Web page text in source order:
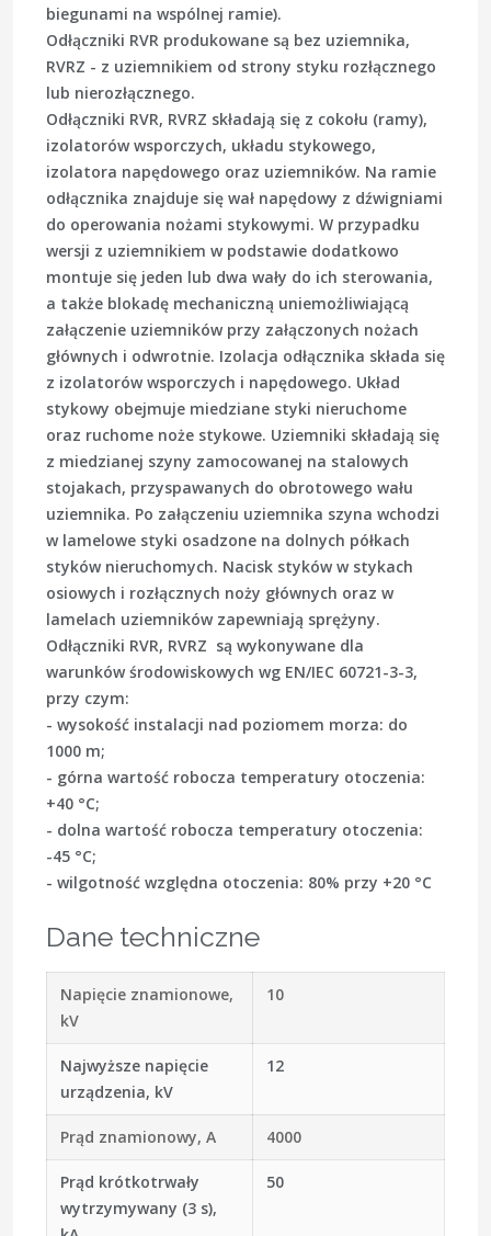
biegunami na wspólnej ramie).
Odłączniki RVR produkowane są bez uziemnika,
RVRZ - z uziemnikiem od strony styku rozłącznego
lub nierozłącznego.
Odłączniki RVR, RVRZ składają się z cokołu (ramy),
izolatorów wsporczych, układu stykowego,
izolatora napędowego oraz uziemników. Na ramie
odłącznika znajduje się wał napędowy z dźwigniami
do operowania nożami stykowymi. W przypadku
wersji z uziemnikiem w podstawie dodatkowo
montuje się jeden lub dwa wały do ich sterowania,
a także blokadę mechaniczną uniemożliwiającą
załączenie uziemników przy załączonych nożach
głównych i odwrotnie. Izolacja odłącznika składa się
z izolatorów wsporczych i napędowego. Układ
stykowy obejmuje miedziane styki nieruchome
oraz ruchome noże stykowe. Uziemniki składają się
z miedzianej szyny zamocowanej na stalowych
stojakach, przyspawanych do obrotowego wału
uziemnika. Po załączeniu uziemnika szyna wchodzi
w lamelowe styki osadzone na dolnych półkach
styków nieruchomych. Nacisk styków w stykach
osiowych i rozłącznych noży głównych oraz w
lamelach uziemników zapewniają sprężyny.
Odłączniki RVR, RVRZ są wykonywane dla
warunków środowiskowych wg EN/IEC 60721-3-3,
przy czym:
- wysokość instalacji nad poziomem morza: do
1000 m;
- górna wartość robocza temperatury otoczenia:
+40 °C;
- dolna wartość robocza temperatury otoczenia:
-45 °C;
- wilgotność względna otoczenia: 80% przy +20 °C
Dane techniczne
Napięcie znamionowe,
kV
10
Najwyższe napięcie
urządzenia, kV
12
Prąd znamionowy, A 4000
Prąd krótkotrwały
wytrzymywany (3 s),
50